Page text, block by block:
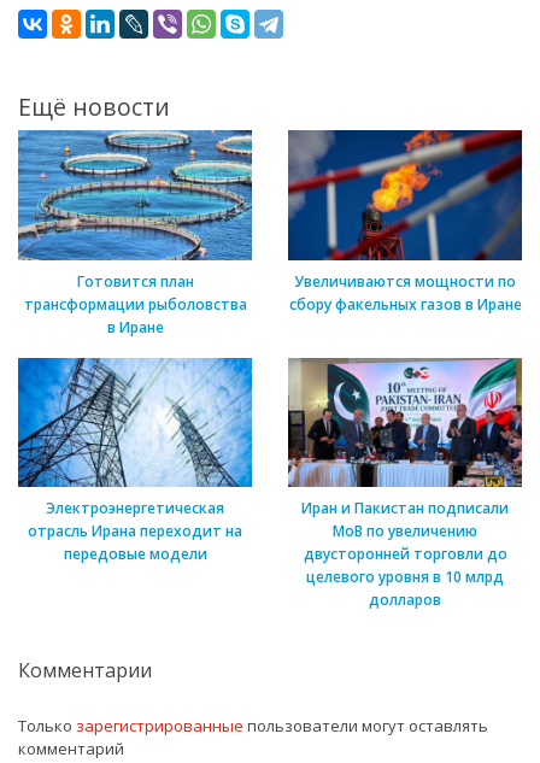
Ещё новости
Готовится план
трансформации рыболовства
в Иране
Увеличиваются мощности по
сбору факельных газов в Иране
Электроэнергетическая
отрасль Ирана переходит на
передовые модели
Иран и Пакистан подписали
МоВ по увеличению
двусторонней торговли до
целевого уровня в 10 млрд
долларов
Комментарии
Только зарегистрированные пользователи могут оставлять
комментарий